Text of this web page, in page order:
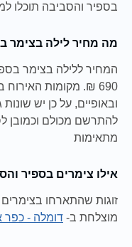
בספיר והסביבה תוכלו
מה מחיר לילה בצימר
690 ₪. מקומות
ובאופיים, על כן יש שונות
להתרשם מכולם וכמובן
מתאימות
אילו צימרים בספיר
זוגות שהתארחו
מוצלחת ב- דומלה - כפר